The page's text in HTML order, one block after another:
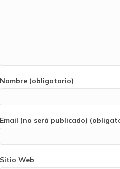
Nombre (obligatorio)
Email (no será publicado)
Sitio Web